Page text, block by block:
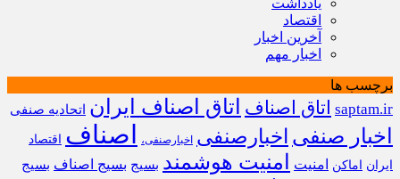
اقتصاد
آخرین اخبار
اخبار مهم
برچسب ها
saptam.ir اتاق اصناف اتاق اصناف ایران اتحادیه صنفی
اخبار صنفی اخبارصنفی اخبارصنفی، اصناف
اقتصاد
ایران
اماکن امنیت امنیت هوشمند بسیج بسیج اصناف بسیج